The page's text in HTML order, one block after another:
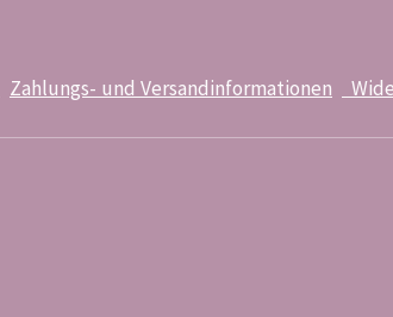
Zahlungs- und Versandinformationen